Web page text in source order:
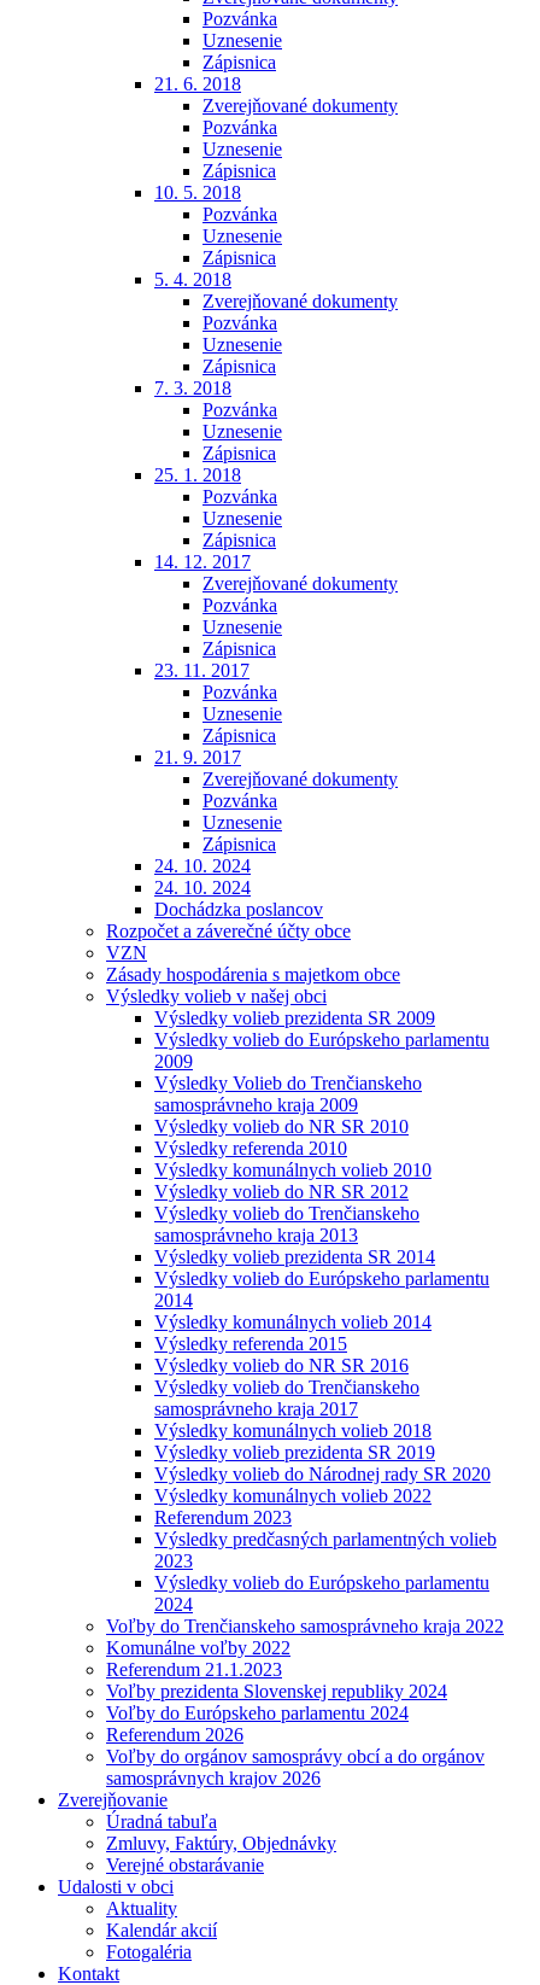
Pozvánka
Uznesenie
Zápisnica
21. 6. 2018
Zverejňované dokumenty
Pozvánka
Uznesenie
Zápisnica
10. 5. 2018
Pozvánka
Uznesenie
Zápisnica
5. 4. 2018
Zverejňované dokumenty
Pozvánka
Uznesenie
Zápisnica
7. 3. 2018
Pozvánka
Uznesenie
Zápisnica
25. 1. 2018
Pozvánka
Uznesenie
Zápisnica
14. 12. 2017
Zverejňované dokumenty
Pozvánka
Uznesenie
Zápisnica
23. 11. 2017
Pozvánka
Uznesenie
Zápisnica
21. 9. 2017
Zverejňované dokumenty
Pozvánka
Uznesenie
Zápisnica
24. 10. 2024
24. 10. 2024
Dochádzka poslancov
Rozpočet a záverečné účty obce
VZN
Zásady hospodárenia s majetkom obce
Výsledky volieb v našej obci
Výsledky volieb prezidenta SR 2009
Výsledky volieb do Európskeho parlamentu
2009
Výsledky Volieb do Trenčianskeho
samosprávneho kraja 2009
Výsledky volieb do NR SR 2010
Výsledky referenda 2010
Výsledky komunálnych volieb 2010
Výsledky volieb do NR SR 2012
Výsledky volieb do Trenčianskeho
samosprávneho kraja 2013
Výsledky volieb prezidenta SR 2014
Výsledky volieb do Európskeho parlamentu
2014
Výsledky komunálnych volieb 2014
Výsledky referenda 2015
Výsledky volieb do NR SR 2016
Výsledky volieb do Trenčianskeho
samosprávneho kraja 2017
Výsledky komunálnych volieb 2018
Výsledky volieb prezidenta SR 2019
Výsledky volieb do Národnej rady SR 2020
Výsledky komunálnych volieb 2022
Referendum 2023
Výsledky predčasných parlamentných volieb
2023
Výsledky volieb do Európskeho parlamentu
2024
Voľby do Trenčianskeho samosprávneho kraja 2022
Komunálne voľby 2022
Referendum 21.1.2023
Voľby prezidenta Slovenskej republiky 2024
Voľby do Európskeho parlamentu 2024
Referendum 2026
Voľby do orgánov samosprávy obcí a do orgánov
samosprávnych krajov 2026
Zverejňovanie
Úradná tabuľa
Zmluvy, Faktúry, Objednávky
Verejné obstarávanie
Udalosti v obci
Aktuality
Kalendár akcií
Fotogaléria
Kontakt